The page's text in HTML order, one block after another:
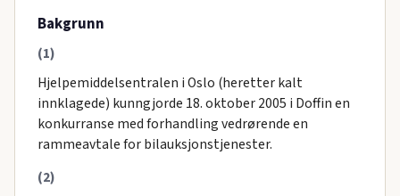
Bakgrunn
(1)
Hjelpemiddelsentralen i Oslo (heretter kalt
innklagede) kunngjorde 18. oktober 2005 i Doffin en
konkurranse med forhandling vedrørende en
rammeavtale for bilauksjonstjenester.
(2)